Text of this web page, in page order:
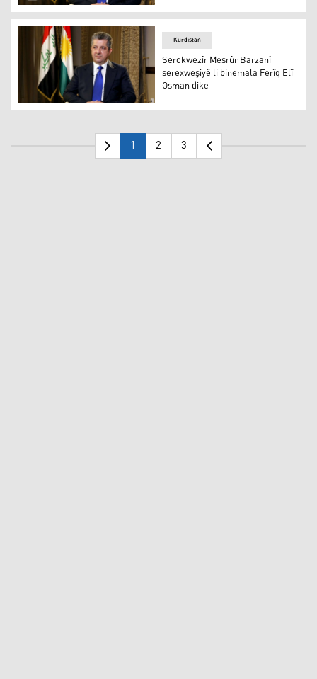
Mesrûr Barzanî
Mesrûr Barzanî
Kurdistan
Serokwezîr Mesrûr Barzanî
serexweşiyê li binemala Ferîq Elî
Osman dike
1 2 3